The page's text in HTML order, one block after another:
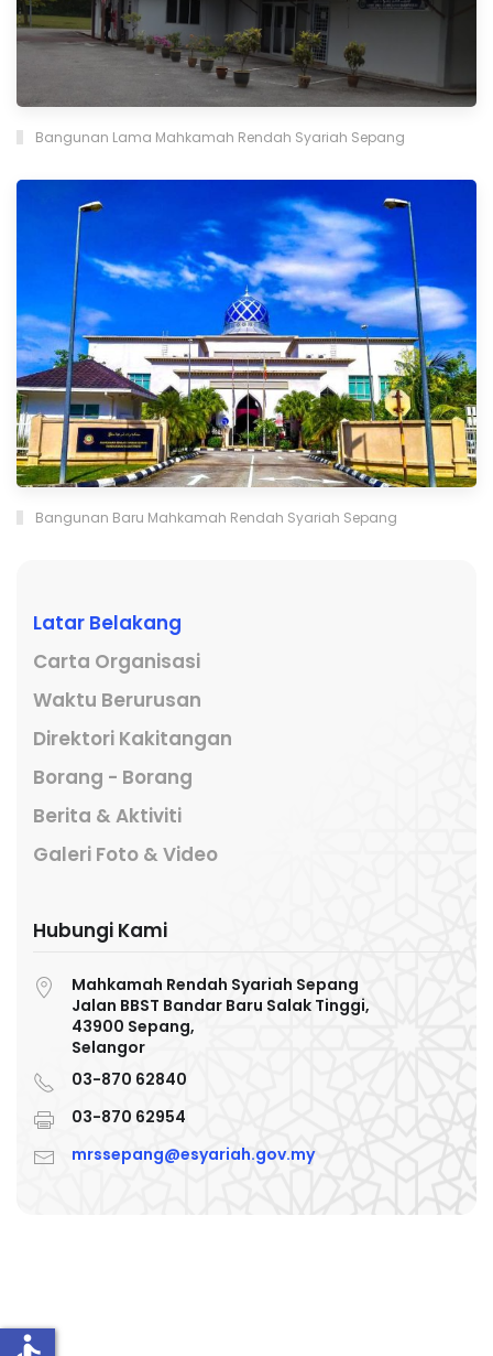
Bangunan Lama Mahkamah Rendah Syariah Sepang
Bangunan Baru Mahkamah Rendah Syariah Sepang
Latar Belakang
Carta Organisasi
Waktu Berurusan
Direktori Kakitangan
Borang - Borang
Berita & Aktiviti
Galeri Foto & Video
Hubungi Kami
Mahkamah Rendah Syariah Sepang
Jalan BBST Bandar Baru Salak Tinggi,
43900 Sepang,
Selangor
03-870 62840
03-870 62954
mrssepang@esyariah.gov.my